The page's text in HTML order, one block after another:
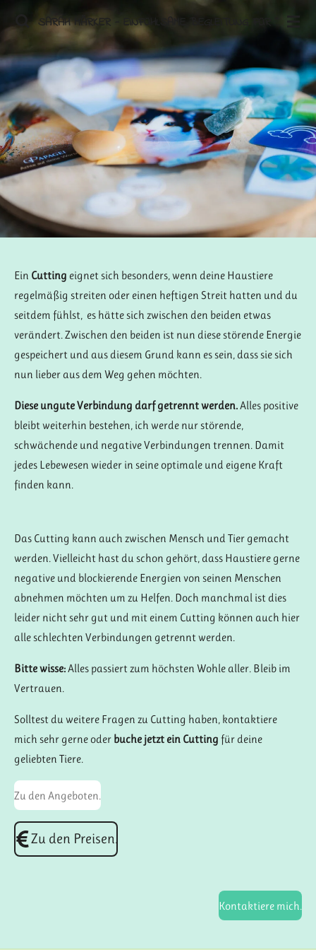
springen
SARAH MÄRKER - EINFÜHLSAME BEGLEITUNG FÜR TIERE
Ein Cutting eignet sich besonders, wenn deine Haustiere
regelmäßig streiten oder einen heftigen Streit hatten und du
seitdem fühlst, es hätte sich zwischen den beiden etwas
verändert. Zwischen den beiden ist nun diese störende Energie
gespeichert und aus diesem Grund kann es sein, dass sie sich
nun lieber aus dem Weg gehen möchten.
Diese ungute Verbindung darf getrennt werden.Alles positive
bleibt weiterhin bestehen, ich werde nur störende,
schwächende und negative Verbindungen trennen. Damit
jedes Lebewesen wieder in seine optimale und eigene Kraft
finden kann.
Das Cutting kann auch zwischen Mensch und Tier gemacht
werden. Vielleicht hast du schon gehört, dass Haustiere gerne
negative und blockierende Energien von seinen Menschen
abnehmen möchten um zu Helfen. Doch manchmal ist dies
leider nicht sehr gut und mit einem Cutting können auch hier
alle schlechten Verbindungen getrennt werden.
Bitte wisse:Alles passiert zum höchsten Wohle aller. Bleib im
Vertrauen.
Solltest du weitere Fragen zu Cutting haben, kontaktiere
mich sehr gerne oder buche jetzt ein Cutting für deine
geliebten Tiere.
Zu den Angeboten.
Zu den Preisen.
Kontaktiere mich.